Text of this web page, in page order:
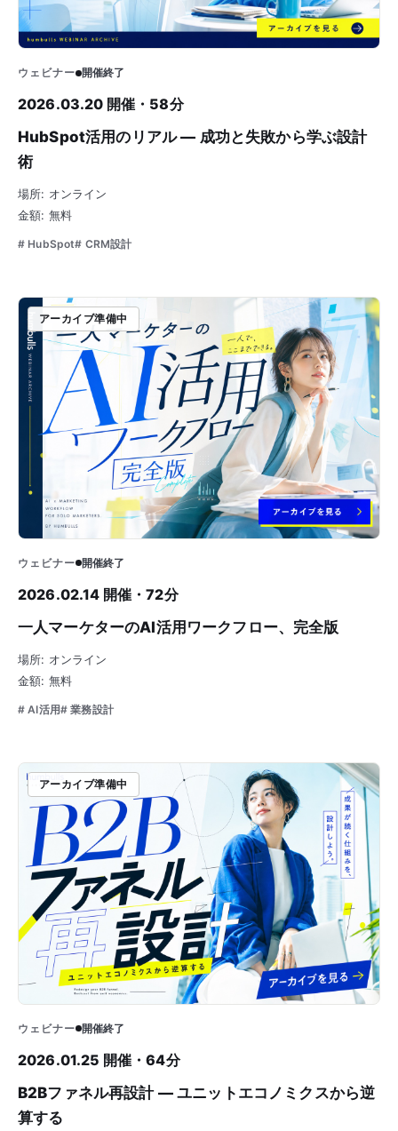
ウェビナー 開催終了
2026.03.20 開催・58分
HubSpot活用のリアル — 成功と失敗から学ぶ設計
術
場所: オンライン
金額: 無料
# HubSpot# CRM設計
アーカイブ準備中
ウェビナー 開催終了
2026.02.14 開催・72分
一人マーケターのAI活用ワークフロー、完全版
場所: オンライン
金額: 無料
# AI活用# 業務設計
アーカイブ準備中
ウェビナー 開催終了
2026.01.25 開催・64分
B2Bファネル再設計 — ユニットエコノミクスから逆
算する